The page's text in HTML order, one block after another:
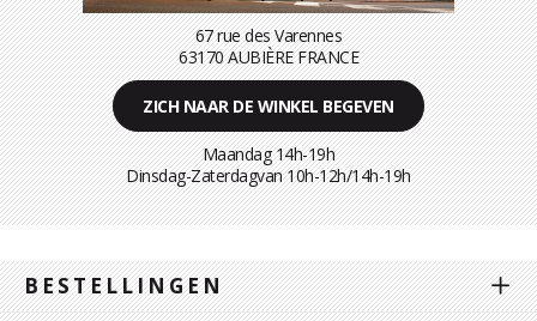
67 rue des Varennes
63170 AUBIÈRE FRANCE
ZICH NAAR DE WINKEL BEGEVEN
Maandag 14h-19h
Dinsdag-Zaterdagvan 10h-12h/14h-19h
BESTELLINGEN